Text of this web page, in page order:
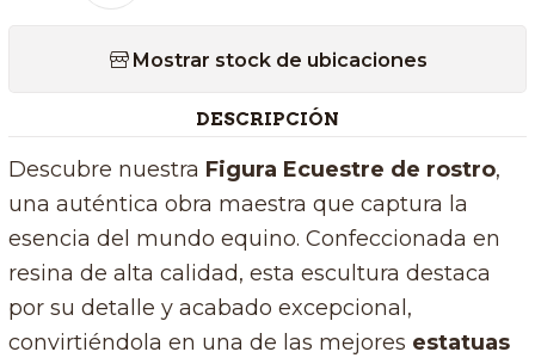
Mostrar stock de ubicaciones
DESCRIPCIÓN
Descubre nuestra Figura Ecuestre de rostro,
una auténtica obra maestra que captura la
esencia del mundo equino. Confeccionada en
resina de alta calidad, esta escultura destaca
por su detalle y acabado excepcional,
convirtiéndola en una de las mejores estatuas